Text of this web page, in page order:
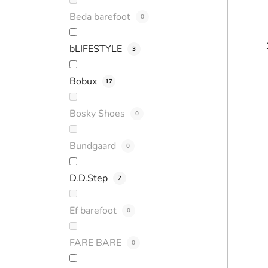
Beda barefoot 0
bLIFESTYLE 3
Bobux 17
Bosky Shoes 0
Bundgaard 0
D.D.Step 7
Ef barefoot 0
FARE BARE 0